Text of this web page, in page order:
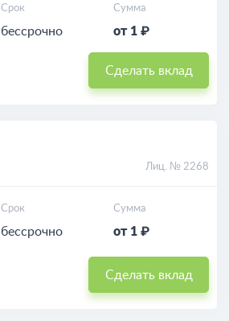
Срок
бессрочно
Сумма
от 1 ₽
Сделать вклад
Лиц. № 2268
Срок
бессрочно
Сумма
от 1 ₽
Сделать вклад